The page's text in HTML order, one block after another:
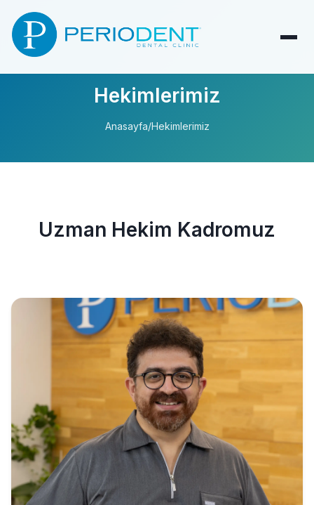
Hekimlerimiz
Anasayfa/Hekimlerimiz
Uzman Hekim Kadromuz